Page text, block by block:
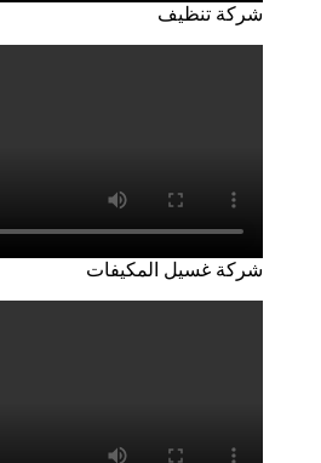
شركة تنظيف
شركة غسيل المكيفات